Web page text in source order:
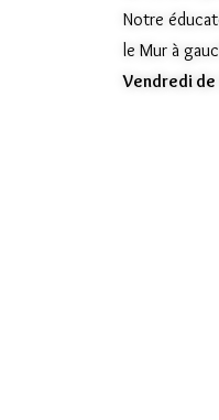
Notre
le Mur à
Vendredi de